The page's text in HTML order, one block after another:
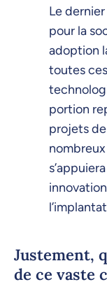
Le
pour la
adoption
toutes
portion
projets
Justement,
de ce vaste